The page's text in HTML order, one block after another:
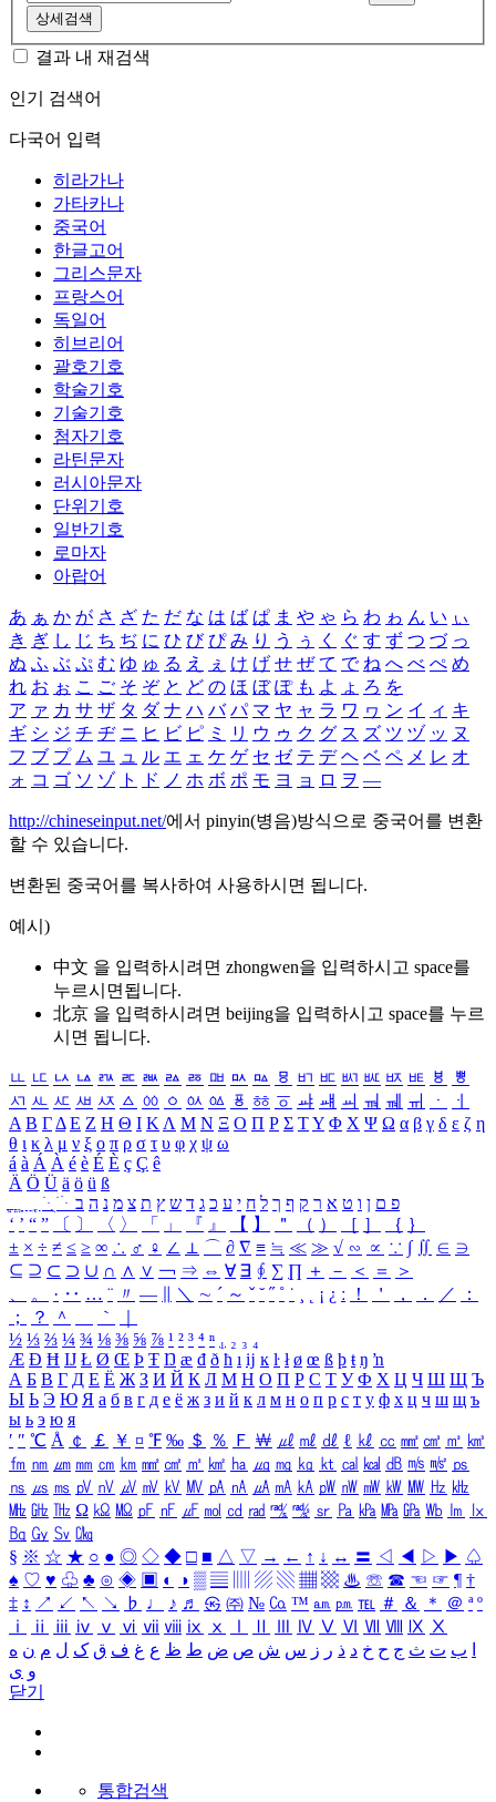
상세검색
결과 내 재검색
인기 검색어
다국어 입력
히라가나
가타카나
중국어
한글고어
그리스문자
프랑스어
독일어
히브리어
괄호기호
학술기호
기술기호
첨자기호
라틴문자
러시아문자
단위기호
일반기호
로마자
아랍어
あ ぁ か が さ ざ た だ な は ば ぱ ま や ゃ ら わ ゎ ん い ぃ
き ぎ し じ ち ぢ に ひ び ぴ み り う ぅ く ぐ す ず つ づ っ
ぬ ふ ぶ ぷ む ゆ ゅ る え ぇ け げ せ ぜ て で ね へ べ ぺ め
れ お ぉ こ ご そ ぞ と ど の ほ ぼ ぽ も よ ょ ろ を
ア ァ カ サ ザ タ ダ ナ ハ バ パ マ ヤ ャ ラ ワ ヮ ン イ ィ キ
ギ シ ジ チ ヂ ニ ヒ ビ ピ ミ リ ウ ゥ ク グ ス ズ ツ ヅ ッ ヌ
フ ブ プ ム ユ ュ ル エ ェ ケ ゲ セ ゼ テ デ ヘ ベ ペ メ レ オ
ォ コ ゴ ソ ゾ ト ド ノ ホ ボ ポ モ ヨ ョ ロ ヲ ―
http://chineseinput.net/에서 pinyin(병음)방식으로 중국어를 변환
할 수 있습니다.
변환된 중국어를 복사하여 사용하시면 됩니다.
예시)
中文 을 입력하시려면 zhongwen을 입력하시고 space를
누르시면됩니다.
北京 을 입력하시려면 beijing을 입력하시고 space를 누르
시면 됩니다.
ㅥ ㅦ ㅧ ㅨ ㅩ ㅪ ㅫ ㅬ ㅭ ㅮ ㅯ ㅰ ㅱ ㅲ ㅳ ㅴ ㅵ ㅶ ㅷ ㅸ
ㅹ
ㅺ ㅻ ㅼ ㅽ ㅾ ㅿ ㆀ ㆁ ㆂ ㆃ ㆄ ㆅ ㆆ ㆇ ㆈ ㆉ ㆊ ㆋ ㆌ ㆍ
ㆎ
Α Β ΓΔ Ε Ζ Η Θ Ι ΚΛ Μ Ν Ξ Ο Π Ρ Σ ΤΥ Φ Χ Ψ Ω α β γ δ ε ζ η
θ ι κ λ μ ν ξ ο π ρ σ τ υ φ χ ψ ω
á à Á À é è É È ç Ç ê
Ä Ö Ü ä ö ü ß
ִֶֹ ֻּ ׁׂ פ ם ן ו ט א ר ק ף ך ל ח י ע כ ג ד ש ץ ת צ מ נ ה ב
‘ ’ “ ” 〔 〕 〈 〉 「 」 『 』 【 】 ＂ （ ） ［ ］ ｛ ｝
± × ÷ ≠ ≤ ≥ ∞ ∴ ♂ ♀ ∠ ⊥ ⌒ ∂ ∇ ≡ ≒ ≪ ≫ √ ∽ ∝ ∵ ∫ ∬ ∈ ∋
⊆ ⊇ ⊂ ⊃ ∪ ∩ ∧ ∨ ￢ ⇒ ⇔ ∀ ∃ ∮ ∑ ∏ ＋ － ＜ ＝
＞
、
。 · ‥ … ¨ 〃 ― ＼ ∼ ´ ～ ˇ ˘ ˝ ˚ ˙ ¸ ¡ ¿ ː ！ ＇ ， ． ／
：
；
？ ＾ ｀
½ ⅓ ⅔ ¼ ¾ ⅛ ⅜ ⅝ ⅞ ¹ ² ³ ⁴ ⁿ ₁ ₂ ₃ ₄
Æ Ð Ħ Ĳ Ł Ø Œ Þ Ŧ Ŋ æ đ ð ħ ı ĳ ĸ ŀ ł ø œ ß þ ŧ ŋ ŉ
А Б В Г Д Е Ё Ж З И Й К Л М Н О П Р С Т У Ф Х Ц Ч Ш Щ Ъ
Ы Ь Э Ю Я а б в г д е ё ж з и й к л м н о п р с т у ф х ц ч ш щ ъ
ы ь э ю я
′ ″ ℃ Å ￠ ￡ ￥ ¤ ℉ ‰ ＄ ％ Ｆ ￦ ㎕ ㎖ ㎗ ℓ ㎘ ㏄ ㎣ ㎤ ㎥ ㎦
㎙ ㎚ ㎛ ㎜ ㎝ ㎞ ㎟ ㎠ ㎡ ㎢ ㏊ ㎍ ㎎ ㎏ ㏏ ㎈ ㎉ ㏈ ㎧ ㎨ ㎰
㎱ ㎲ ㎳ ㎴ ㎵ ㎶ ㎷ ㎸ ㎹ ㎀ ㎁ ㎂ ㎃ ㎄ ㎺ ㎻ ㎽ ㎾ ㎿ ㎐ ㎑
㎒ ㎓ ㎔ Ω ㏀ ㏁ ㎊ ㎋ ㎌ ㏖ ㏅ ㎭ ㎮ ㎯ ㏛ ㎩ ㎪ ㎫ ㎬ ㏝ ㏐
㏓
㏃ ㏉ ㏜ ㏆
§ ※ ☆ ★ ○ ● ◎ ◇ ◆ □ ■ △ ▽ → ← ↑ ↓ ↔ 〓 ◁ ◀ ▷ ▶ ♤
♠ ♡ ♥ ♧ ♣ ⊙ ◈ ▣ ◐ ◑ ▒ ▤ ▨ ▧ ▦ ▩ ♨ ☏ ☎ ☜ ☞ ¶ †
‡ ↕ ↗ ↙ ↖ ↘ ♭ ♩ ♪ ♬ ㉿ ㈜ № ㏇ ™ ㏂ ㏘ ℡ ＃ ＆ ＊ ＠ ª º
ⅰ
ⅱ ⅲ ⅳ ⅴ ⅵ ⅶ ⅷ ⅸ ⅹ Ⅳ Ⅴ Ⅵ Ⅶ Ⅷ Ⅸ Ⅹ
ب ت ث ج ح خ د ذ ر ز س ش ص ض ط ظ ع غ ف ق ک ل م ن ه
و ی
닫기
통합검색